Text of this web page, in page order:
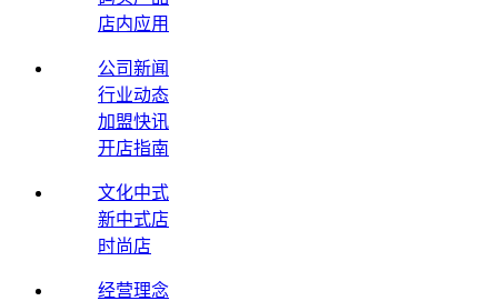
店内应用
公司新闻
行业动态
加盟快讯
开店指南
文化中式
新中式店
时尚店
经营理念